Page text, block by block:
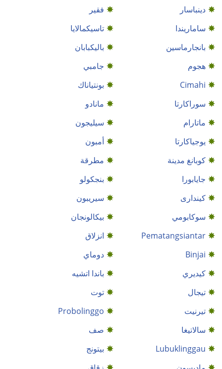
دينباسار
فقير
ساماريندا
تاسيكمالايا
بانجارماسين
باليكبابان
هجوم
جامبي
Cimahi
بونتياناك
سوراكارتا
مانادو
ماتارام
سيليجون
يوجياكارتا
أمبون
كوبانغ مدينة
مطرقة
جايابورا
بنجكولو
كيندارى
سيريبون
سوكابومي
بيكالونجان
Pematangsiantar
انزلاق
Binjai
دوماي
كيديري
باندا اتشيه
تيجال
توت
تيرنيت
Probolinggo
سالاتيغا
صف
Lubuklinggau
بيتونج